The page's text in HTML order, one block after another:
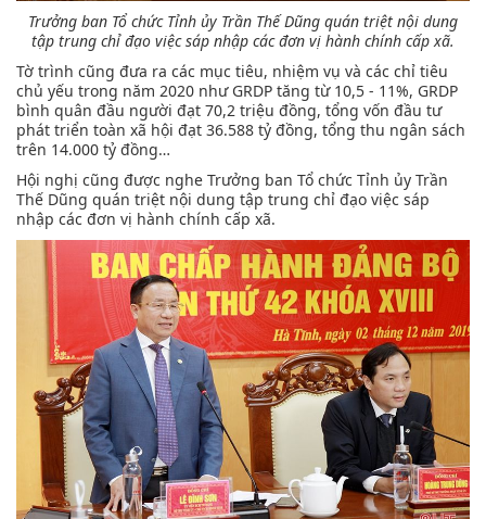
Trưởng ban Tổ chức Tỉnh ủy Trần Thế Dũng quán triệt nội dung
tập trung chỉ đạo việc sáp nhập các đơn vị hành chính cấp xã.
Tờ trình cũng đưa ra các mục tiêu, nhiệm vụ và các chỉ tiêu
chủ yếu trong năm 2020 như GRDP tăng từ 10,5 - 11%, GRDP
bình quân đầu người đạt 70,2 triệu đồng, tổng vốn đầu tư
phát triển toàn xã hội đạt 36.588 tỷ đồng, tổng thu ngân sách
trên 14.000 tỷ đồng…
Hội nghị cũng được nghe Trưởng ban Tổ chức Tỉnh ủy Trần
Thế Dũng quán triệt nội dung tập trung chỉ đạo việc sáp
nhập các đơn vị hành chính cấp xã.